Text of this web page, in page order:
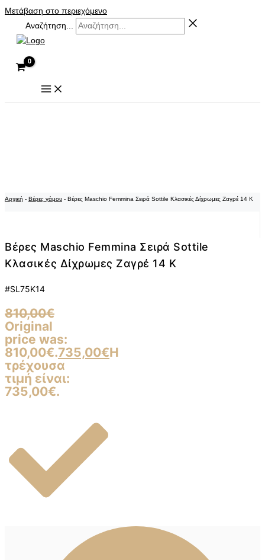
Μετάβαση στο περιεχόμενο
Αναζήτηση...
Αρχική - Βέρες γάμου - Βέρες Maschio Femmina Σειρά Sottile Κλασικές Δίχρωμες Ζαγρέ 14 K
Βέρες Maschio Femmina Σειρά Sottile
Κλασικές Δίχρωμες Ζαγρέ 14 K
#SL75K14
810,00€
Original
price was:
810,00€.735,00€Η
τρέχουσα
τιμή είναι:
735,00€.